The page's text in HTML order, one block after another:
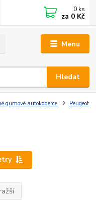
Menu
Hledat
0 ks
za 0 Kč
gumové autokoberce
Peugeot